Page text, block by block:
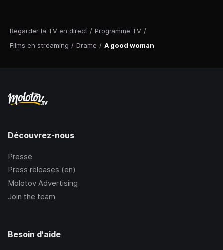
Regarder la TV en direct / Programme TV /
Films en streaming / Drame / A good woman
Découvrez-nous
Presse
Press releases (en)
Molotov Advertising
Join the team
Besoin d'aide